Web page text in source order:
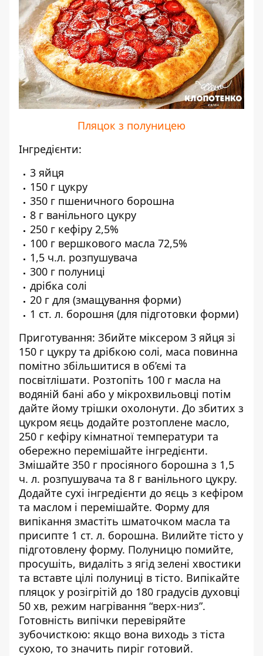
Пляцок з полуницею
Інгредієнти:
3 яйця
150 г цукру
350 г пшеничного борошна
8 г ванільного цукру
250 г кефіру 2,5%
100 г вершкового масла 72,5%
1,5 ч.л. розпушувача
300 г полуниці
дрібка солі
20 г для (змащування форми)
1 ст. л. борошня (для підготовки форми)
Приготування: Збийте міксером 3 яйця зі
150 г цукру та дрібкою солі, маса повинна
помітно збільшитися в об’ємі та
посвітлішати. Розтопіть 100 г масла на
водяній бані або у мікрохвильовці потім
дайте йому трішки охолонути. До збитих з
цукром яєць додайте розтоплене масло,
250 г кефіру кімнатної температури та
обережно перемішайте інгредієнти.
Змішайте 350 г просіяного борошна з 1,5
ч. л. розпушувача та 8 г ванільного цукру.
Додайте сухі інгредієнти до яєць з кефіром
та маслом і перемішайте. Форму для
випікання змастіть шматочком масла та
присипте 1 ст. л. борошна. Вилийте тісто у
підготовлену форму. Полуницю помийте,
просушіть, видаліть з ягід зелені хвостики
та вставте цілі полуниці в тісто. Випікайте
пляцок у розігрітій до 180 градусів духовці
50 хв, режим нагрівання “верх-низ”.
Готовність випічки перевіряйте
зубочисткою: якщо вона виходь з тіста
сухою, то значить пиріг готовий.